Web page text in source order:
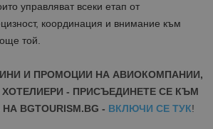
управляват всеки етап от
координация и внимание към
той.
И ПРОМОЦИИ НА АВИОКОМПАНИИ,
- ПРИСЪЕДИНЕТЕ СЕ КЪМ
BGTOURISM.BG - ВКЛЮЧИ СЕ ТУК!